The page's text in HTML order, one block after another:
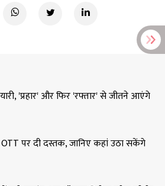
'प्रहार' और फिर 'रफ्तार' से जीतने आएंगे
पर दी दस्तक, जानिए कहां उठा सकेंगे